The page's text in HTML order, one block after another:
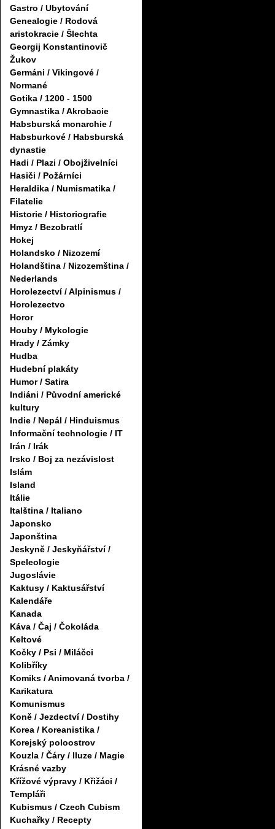
Gastro / Ubytování
Genealogie / Rodová
aristokracie / Šlechta
Georgij Konstantinovič
Žukov
Germáni / Vikingové /
Normané
Gotika / 1200 - 1500
Gymnastika / Akrobacie
Habsburská monarchie /
Habsburkové / Habsburská
dynastie
Hadi / Plazi / Obojživelníci
Hasiči / Požárníci
Heraldika / Numismatika /
Filatelie
Historie / Historiografie
Hmyz / Bezobratlí
Hokej
Holandsko / Nizozemí
Holandština / Nizozemština /
Nederlands
Horolezectví / Alpinismus /
Horolezectvo
Horor
Houby / Mykologie
Hrady / Zámky
Hudba
Hudební plakáty
Humor / Satira
Indiáni / Původní americké
kultury
Indie / Nepál / Hinduismus
Informační technologie / IT
Irán / Irák
Irsko / Boj za nezávislost
Islám
Island
Itálie
Italština / Italiano
Japonsko
Japonština
Jeskyně / Jeskyňářství /
Speleologie
Jugoslávie
Kaktusy / Kaktusářství
Kalendáře
Kanada
Káva / Čaj / Čokoláda
Keltové
Kočky / Psi / Miláčci
Kolibříky
Komiks / Animovaná tvorba /
Karikatura
Komunismus
Koně / Jezdectví / Dostihy
Korea / Koreanistika /
Korejský poloostrov
Kouzla / Čáry / Iluze / Magie
Krásné vazby
Křížové výpravy / Křižáci /
Templáři
Kubismus / Czech Cubism
Kuchařky / Recepty